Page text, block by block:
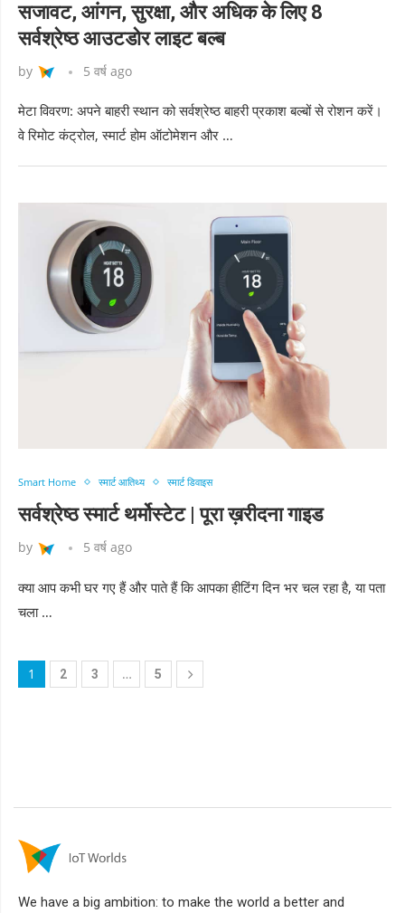
सजावट, आंगन, सुरक्षा, और अधिक के लिए 8
सर्वश्रेष्ठ आउटडोर लाइट बल्ब
by 5 वर्ष ago
मेटा विवरण: अपने बाहरी स्थान को सर्वश्रेष्ठ बाहरी प्रकाश बल्बों से रोशन करें।
वे रिमोट कंट्रोल, स्मार्ट होम ऑटोमेशन और …
Smart Home स्मार्ट आतिथ्य स्मार्ट डिवाइस
सर्वश्रेष्ठ स्मार्ट थर्मोस्टेट | पूरा ख़रीदना गाइड
by 5 वर्ष ago
क्या आप कभी घर गए हैं और पाते हैं कि आपका हीटिंग दिन भर चल रहा है, या पता
चला …
1 2 3 … 5
We have a big ambition: to make the world a better and